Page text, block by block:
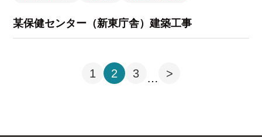
某保健センター（新東庁舎）建築工事
1 2 3 … >